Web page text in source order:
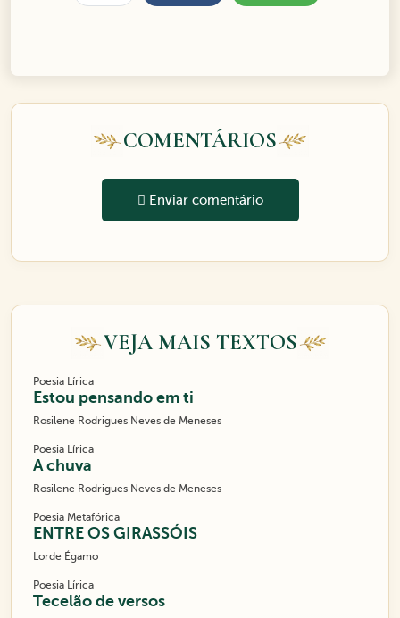
COMENTÁRIOS
Enviar comentário
VEJA MAIS TEXTOS
Poesia Lírica
Estou pensando em ti
Rosilene Rodrigues Neves de Meneses
Poesia Lírica
A chuva
Rosilene Rodrigues Neves de Meneses
Poesia Metafórica
ENTRE OS GIRASSÓIS
Lorde Égamo
Poesia Lírica
Tecelão de versos